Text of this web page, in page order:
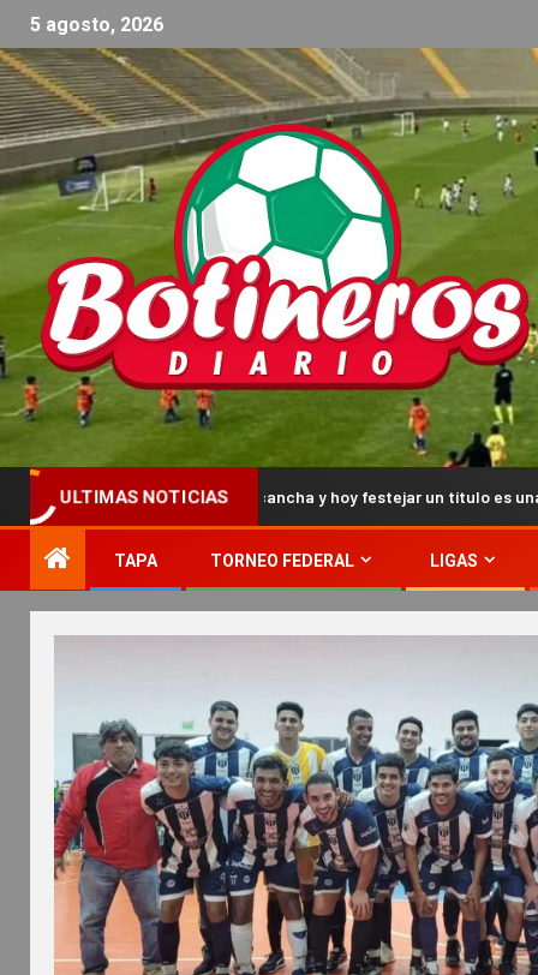
5 agosto, 2026
ULTIMAS NOTICIAS
pisar una cancha y hoy festejar un título es una alegría grande»
TAPA TORNEO FEDERAL LIGAS